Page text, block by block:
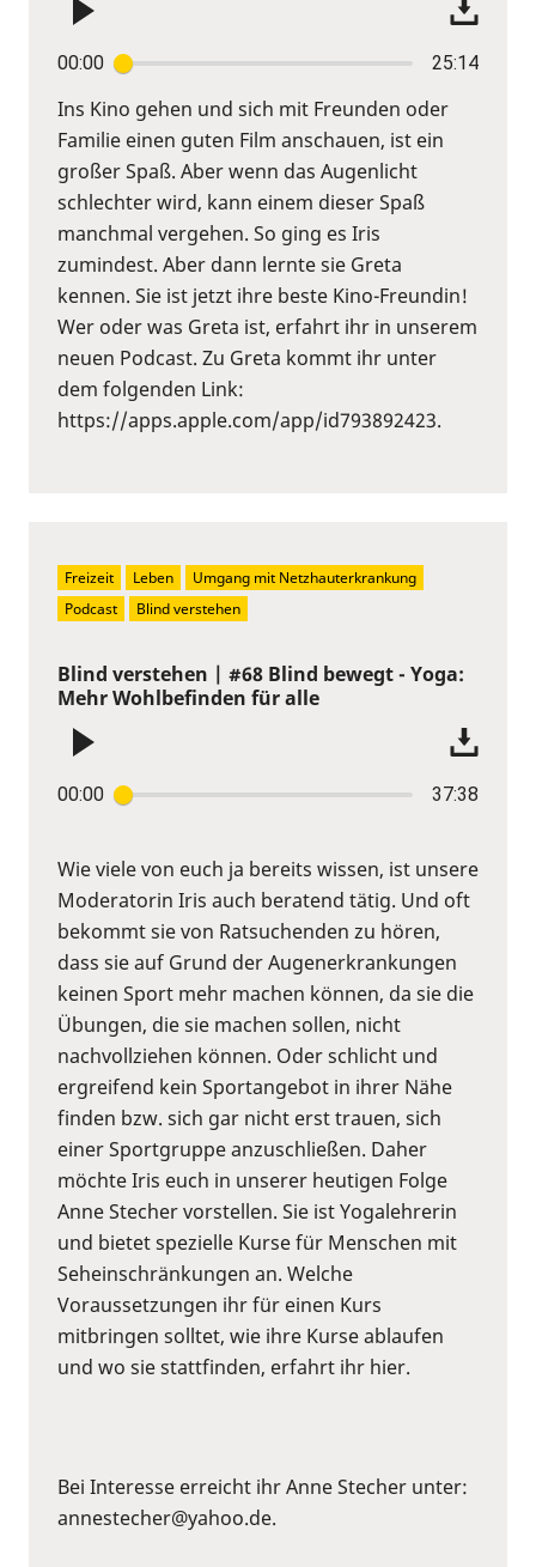
00:00 25:14
Ins Kino gehen und sich mit Freunden oder
Familie einen guten Film anschauen, ist ein
großer Spaß. Aber wenn das Augenlicht
schlechter wird, kann einem dieser Spaß
manchmal vergehen. So ging es Iris
zumindest. Aber dann lernte sie Greta
kennen. Sie ist jetzt ihre beste Kino-Freundin!
Wer oder was Greta ist, erfahrt ihr in unserem
neuen Podcast. Zu Greta kommt ihr unter
dem folgenden Link:
https://apps.apple.com/app/id793892423.
Blind verstehen | #68 Blind bewegt - Yoga:
Mehr Wohlbefinden für alle
00:00 37:38
Wie viele von euch ja bereits wissen, ist unsere
Moderatorin Iris auch beratend tätig. Und oft
bekommt sie von Ratsuchenden zu hören,
dass sie auf Grund der Augenerkrankungen
keinen Sport mehr machen können, da sie die
Übungen, die sie machen sollen, nicht
nachvollziehen können. Oder schlicht und
ergreifend kein Sportangebot in ihrer Nähe
finden bzw. sich gar nicht erst trauen, sich
einer Sportgruppe anzuschließen. Daher
möchte Iris euch in unserer heutigen Folge
Anne Stecher vorstellen. Sie ist Yogalehrerin
und bietet spezielle Kurse für Menschen mit
Seheinschränkungen an. Welche
Voraussetzungen ihr für einen Kurs
mitbringen solltet, wie ihre Kurse ablaufen
und wo sie stattfinden, erfahrt ihr hier.
Bei Interesse erreicht ihr Anne Stecher unter:
annestecher@yahoo.de.
Freizeit Leben
Umgang mit Netzhauterkrankung
Podcast
Blind verstehen